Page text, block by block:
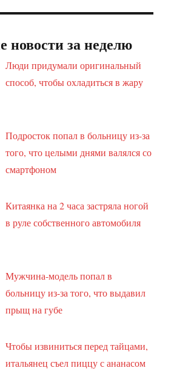
новости за неделю
Люди придумали оригинальный
способ, чтобы охладиться в жару
Подросток попал в больницу из-за
того, что целыми днями валялся со
смартфоном
Китаянка на 2 часа застряла ногой
в руле собственного автомобиля
Мужчина-модель попал в
больницу из-за того, что выдавил
прыщ на губе
Чтобы извиниться перед тайцами,
итальянец съел пиццу с ананасом